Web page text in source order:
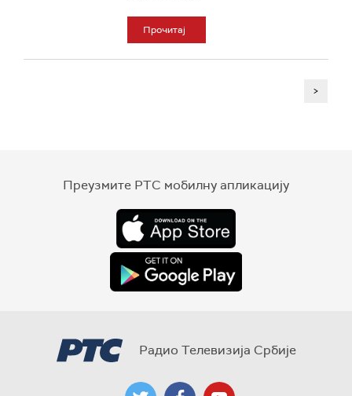
Прочитај
>
Преузмите РТС мобилну апликацију
Радио Телевизија Србије